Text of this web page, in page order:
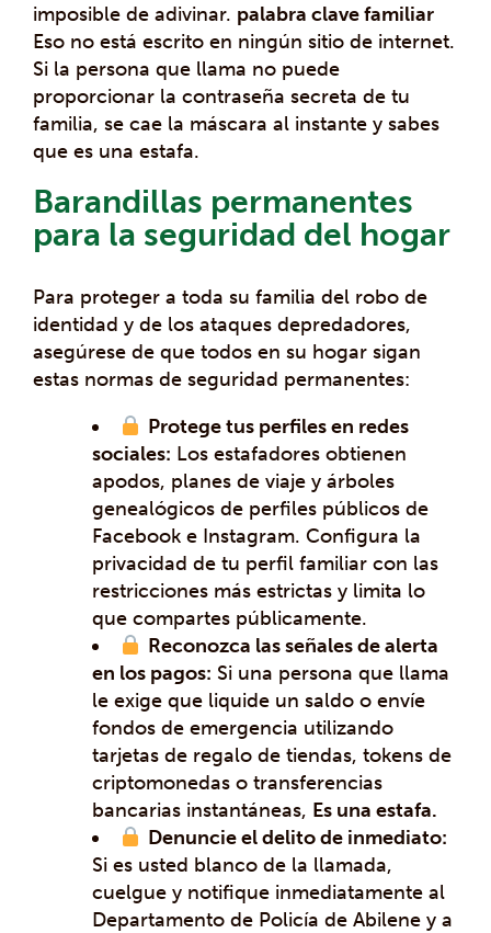
imposible de adivinar. palabra clave familiar
Eso no está escrito en ningún sitio de internet.
Si la persona que llama no puede
proporcionar la contraseña secreta de tu
familia, se cae la máscara al instante y sabes
que es una estafa.
Barandillas permanentes
para la seguridad del hogar
Para proteger a toda su familia del robo de
identidad y de los ataques depredadores,
asegúrese de que todos en su hogar sigan
estas normas de seguridad permanentes:
Protege tus perfiles en redes
sociales: Los estafadores obtienen
apodos, planes de viaje y árboles
genealógicos de perfiles públicos de
Facebook e Instagram. Configura la
privacidad de tu perfil familiar con las
restricciones más estrictas y limita lo
que compartes públicamente.
Reconozca las señales de alerta
en los pagos: Si una persona que llama
le exige que liquide un saldo o envíe
fondos de emergencia utilizando
tarjetas de regalo de tiendas, tokens de
criptomonedas o transferencias
bancarias instantáneas, Es una estafa.
Denuncie el delito de inmediato:
Si es usted blanco de la llamada,
cuelgue y notifique inmediatamente al
Departamento de Policía de Abilene y a